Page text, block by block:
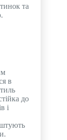
та
в
до
і